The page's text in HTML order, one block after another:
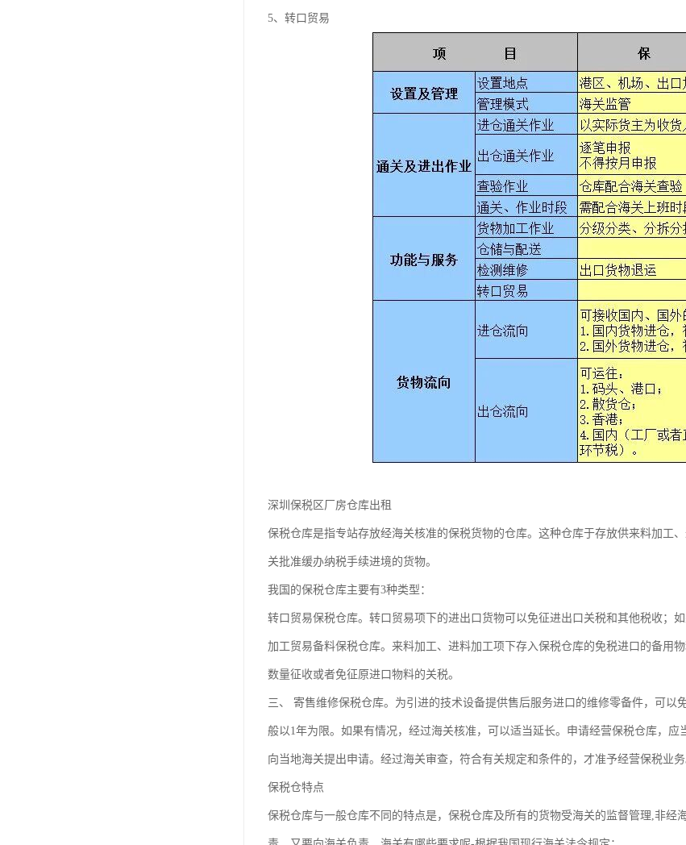
5、转口贸易
深圳保税区厂房仓库出租
保税仓库是指专站存放经海关核准的保税货物的仓库。这种仓库于存放供来料加工
关批准缓办纳税手续进境的货物。
我国的保税仓库主要有3种类型：
转口贸易保税仓库。转口贸易项下的进出口货物可以免征进出口关税和其他税收；
加工贸易备料保税仓库。来料加工、进料加工项下存入保税仓库的免税进口的备用
数量征收或者免征原进口物料的关税。
三、 寄售维修保税仓库。为引进的技术设备提供售后服务进口的维修零备件，可
般以1年为限。如果有情况，经过海关核准，可以适当延长。申请经营保税仓库，应
向当地海关提出申请。经过海关审查，符合有关规定和条件的，才准予经营保税业务
保税仓特点
保税仓库与一般仓库不同的特点是，保税仓库及所有的货物受海关的监督管理,非经